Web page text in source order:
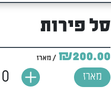
סל פירות
₪200.00 / מארז
מארז 0